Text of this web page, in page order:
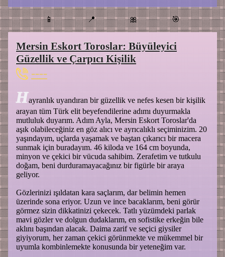
📱 📍 🎀 🎯
Mersin Eskort Toroslar: Büyüleyici
Güzellik ve Çarpıcı Kişilik
----
Hayranlık uyandıran bir güzellik ve nefes kesen bir kişilik
arayan tüm Türk elit beyefendilerine adımı duyurmakla
mutluluk duyarım. Adım Ayla, Mersin Eskort Toroslar'da
aşık olabileceğiniz en göz alıcı ve ayrıcalıklı seçiminizim. 20
yaşındayım, uçlarda yaşamak ve baştan çıkarıcı bir macera
sunmak için buradayım. 46 kiloda ve 164 cm boyunda,
minyon ve çekici bir vücuda sahibim. Zerafetim ve tutkulu
doğam, beni durduramayacağınız bir figürle bir araya
geliyor.
Gözlerinizi ışıldatan kara saçlarım, dar belimin hemen
üzerinde sona eriyor. Uzun ve ince bacaklarım, beni görür
görmez sizin dikkatinizi çekecek. Tatlı yüzümdeki parlak
mavi gözler ve dolgun dudaklarım, en sofistike erkeğin bile
aklını başından alacak. Daima zarif ve seçici giysiler
giyiyorum, her zaman çekici görünmekte ve mükemmel bir
uyumla kombinlemekte konusunda bir yeteneğim var.